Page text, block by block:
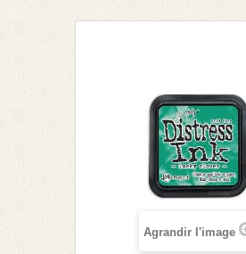
Agrandir l'image